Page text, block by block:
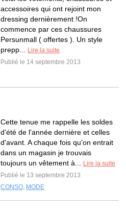
accessoires qui ont rejoint mon
dressing dernièrement !On
commence par ces chaussures
Persunmall ( offertes ). Un style
prepp...
Lire la suite
Publié le 14 septembre 2013
Cette tenue me rappelle les soldes
d'été de l'année dernière et celles
d'avant. A chaque fois qu'on entrait
dans un magasin je trouvais
toujours un vêtement à...
Lire la suite
Publié le 13 septembre 2013
CONSO, MODE